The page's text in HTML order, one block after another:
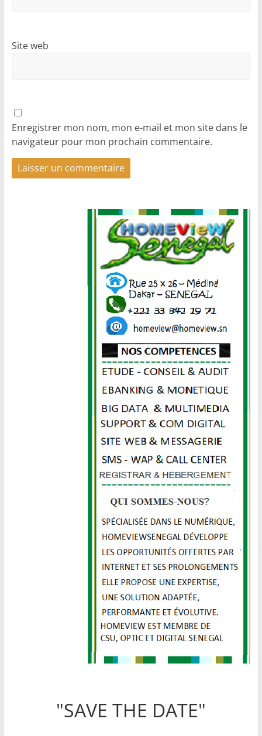
Site web
Enregistrer mon nom, mon e-mail et mon site dans le
navigateur pour mon prochain commentaire.
"SAVE THE DATE"